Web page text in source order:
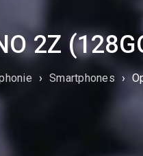
2Z
› Smartphones ›